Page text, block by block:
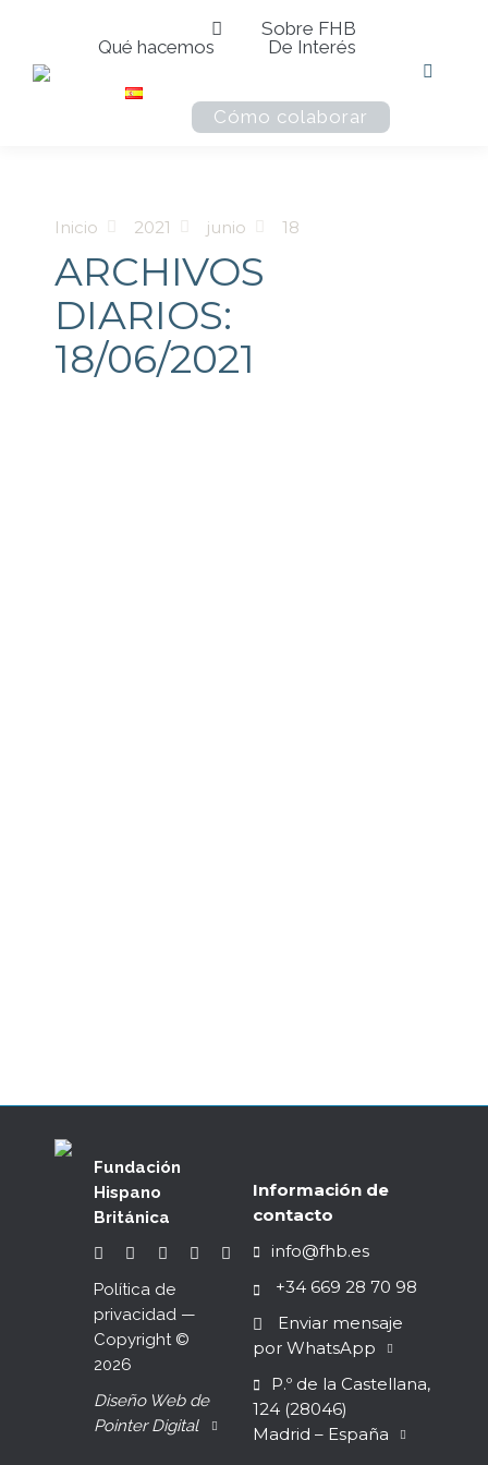
Sobre FHB
Qué hacemos
De Interés
Cómo colaborar
Buscar:
ARCHIVOS
DIARIOS:
18/06/2021
Estás aquí:
Inicio 2021 junio 18
Fundación
Hispano
Británica
Política de
privacidad —
Copyright ©
2026
Diseño Web de
Pointer Digital
Información de
contacto
info@fhb.es
+34 669 28 70 98
Enviar mensaje
por WhatsApp
P.º de la Castellana,
124 (28046)
Madrid – España